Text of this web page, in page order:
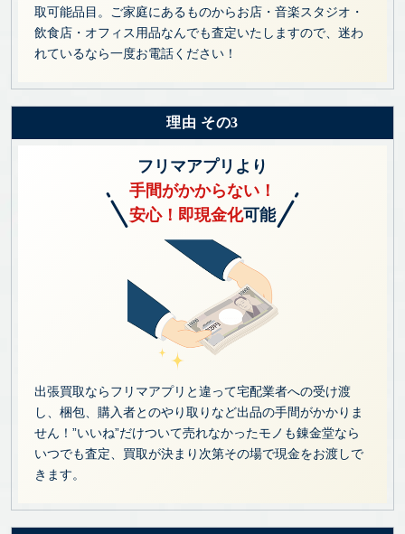
取可能品目。ご家庭にあるものからお店・音楽スタジオ・
飲食店・オフィス用品なんでも査定いたしますので、迷わ
れているなら一度お電話ください！
理由 その3
フリマアプリより
手間がかからない！
安心！即現金化可能
出張買取ならフリマアプリと違って宅配業者への受け渡
し、梱包、購入者とのやり取りなど出品の手間がかかりま
せん！”いいね”だけついて売れなかったモノも錬金堂なら
いつでも査定、買取が決まり次第その場で現金をお渡しで
きます。